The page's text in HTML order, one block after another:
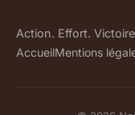
Action. Effort.
AccueilMentions